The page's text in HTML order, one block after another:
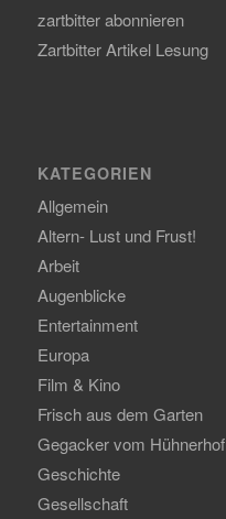
zartbitter abonnieren
Zartbitter Artikel Lesung
KATEGORIEN
Allgemein
Altern- Lust und Frust!
Arbeit
Augenblicke
Entertainment
Europa
Film & Kino
Frisch aus dem Garten
Gegacker vom Hühnerhof
Geschichte
Gesellschaft